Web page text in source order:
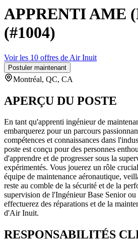
APPRENTI AME
(#1004)
Voir les 10 offres de Air Inuit
Postuler maintenant
Montréal, QC, CA
APERÇU DU POSTE
En tant qu'apprenti ingénieur de
embarquerez pour un parcours
compétences et connaissances dans
poste est conçu pour des personnes
d'apprendre et de progresser sous la
expérimentés. Vous jouerez un rôle
équipe de maintenance aéronautique,
reste au comble de la sécurité et de la
supervision de l'Ingénieur Base Senior
effectuerez des réparations et de la
d'Air Inuit.
RESPONSABILITÉS